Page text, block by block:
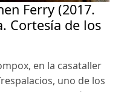
Ferry (2017.
Cortesía de los
en la casataller
uno de los